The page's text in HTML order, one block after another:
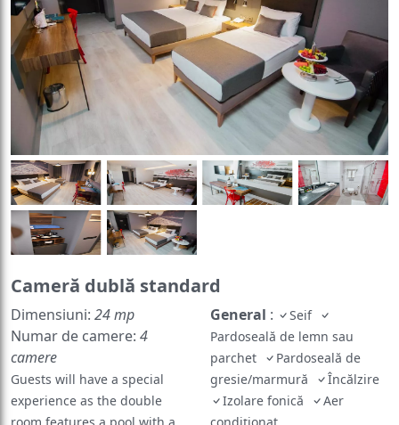
Cameră dublă standard
Dimensiuni: 24 mp
Numar de camere: 4
camere
Guests will have a special
experience as the double
General :
Seif
Pardoseală de lemn sau
parchet
Pardoseală de
gresie/marmură
Încălzire
Izolare fonică
Aer